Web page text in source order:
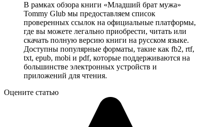
В рамках обзора книги «Младший брат мужа»
Tommy Glub мы предоставляем список
проверенных ссылок на официальные платформы,
где вы можете легально приобрести, читать или
скачать полную версию книги на русском языке.
Доступны популярные форматы, такие как fb2, rtf,
txt, epub, mobi и pdf, которые поддерживаются на
большинстве электронных устройств и
приложений для чтения.
Оцените статью